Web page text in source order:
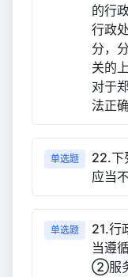
的行
行政
分，
关的
对于
法正
单选题
22.下
应当
单选题
21.行
当遵
②服